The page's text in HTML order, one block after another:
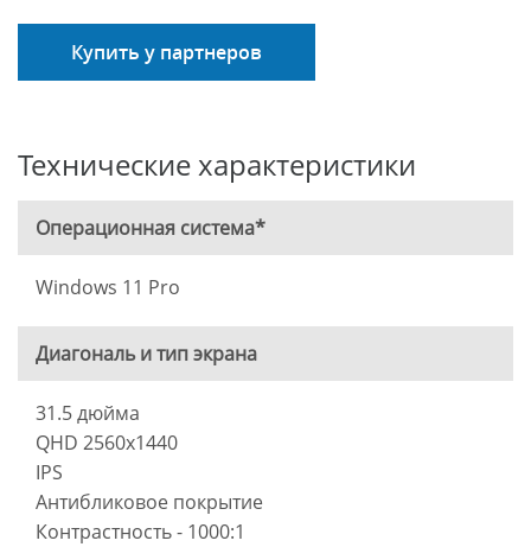
Купить у партнеров
Технические характеристики
Операционная система*
Windows 11 Pro
Диагональ и тип экрана
31.5 дюйма
QHD 2560x1440
IPS
Антибликовое покрытие
Контрастность - 1000:1